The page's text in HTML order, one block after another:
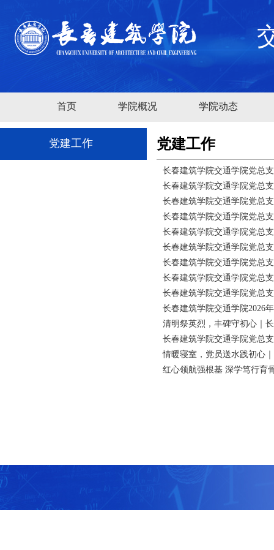
首页 学院概况 学院动态
党建工作 党建工作
长春建筑学院交通学院党总
长春建筑学院交通学院党总
长春建筑学院交通学院党总
长春建筑学院交通学院党总
长春建筑学院交通学院党总
长春建筑学院交通学院党总
长春建筑学院交通学院党总
长春建筑学院交通学院党总
长春建筑学院交通学院党总
长春建筑学院交通学院2026
清明祭英烈，丰碑守初心｜
长春建筑学院交通学院党总
情暖寝室，党员送水践初心
红心领航强根基 深学笃行